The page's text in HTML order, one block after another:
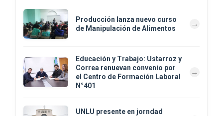
Producción lanza nuevo curso
de Manipulación de Alimentos
Educación y Trabajo: Ustarroz y
Correa renuevan convenio por
el Centro de Formación Laboral
N°401
UNLU presente en jorndad